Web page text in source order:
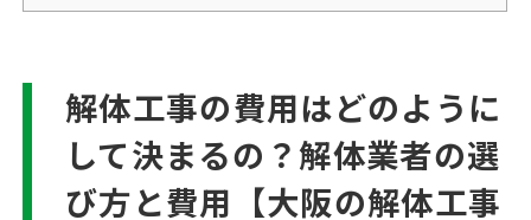
解体工事の費用はどのように
して決まるの？解体業者の選
び方と費用【大阪の解体工事